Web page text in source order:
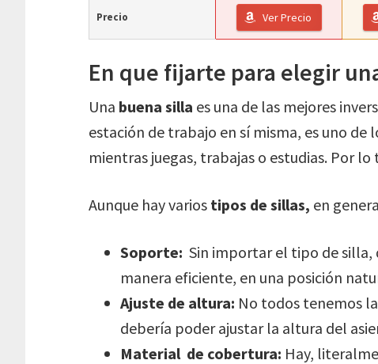
Precio Ver Precio
En que fijarte para elegir
Una buena silla es una de las mejores
estación de trabajo en sí misma, es uno
mientras juegas, trabajas o estudias. Por
Aunque hay varios tipos de sillas, en
Soporte: Sin importar el tipo de silla,
manera eficiente, en una posición
Ajuste de altura: No todos tenemos
debería poder ajustar la altura del
Material de cobertura: Hay,